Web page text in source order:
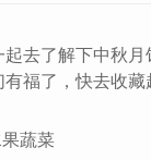
起去了解下中秋
福了，快去收藏
蔬菜